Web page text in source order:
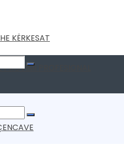
KËRKESAT
PROFESIONAL